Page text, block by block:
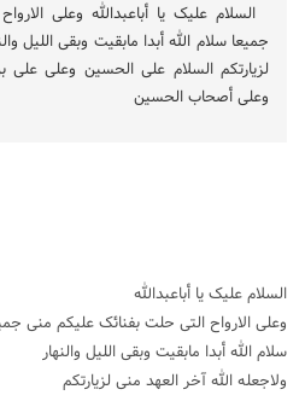
السلام علیک یا أباعبدالله وعلی
جمیعا سلام الله أبدا مابقیت وبقی اللیل
لزیارتکم السلام علی الحسین وعلى
وعلى أصحاب الحسین
السلام علیک یا أباعبدالله
وعلی الارواح التی حلت بفنائک علیکم منی
سلام الله أبدا مابقیت وبقی اللیل والنهار
ولاجعله الله آخر العهد منی لزیارتکم